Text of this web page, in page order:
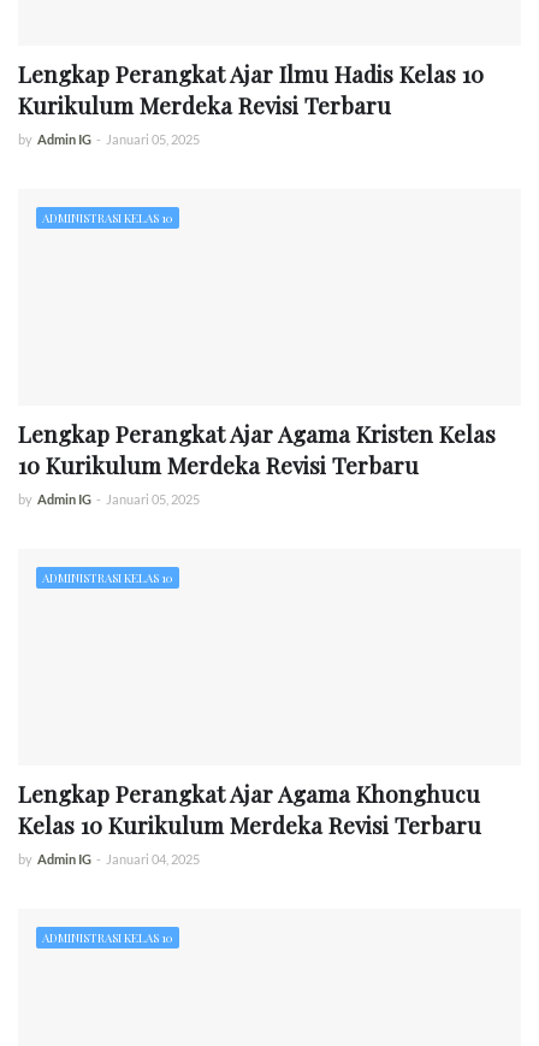
Lengkap Perangkat Ajar Ilmu Hadis Kelas 10
Kurikulum Merdeka Revisi Terbaru
by Admin IG - Januari 05, 2025
ADMINISTRASI KELAS 10
Lengkap Perangkat Ajar Agama Kristen Kelas
10 Kurikulum Merdeka Revisi Terbaru
by Admin IG - Januari 05, 2025
ADMINISTRASI KELAS 10
Lengkap Perangkat Ajar Agama Khonghucu
Kelas 10 Kurikulum Merdeka Revisi Terbaru
by Admin IG - Januari 04, 2025
ADMINISTRASI KELAS 10